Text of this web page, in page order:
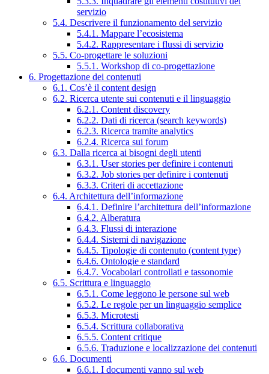
servizio
5.4. Descrivere il funzionamento del servizio
5.4.1. Mappare l’ecosistema
5.4.2. Rappresentare i flussi di servizio
5.5. Co-progettare le soluzioni
5.5.1. Workshop di co-progettazione
6. Progettazione dei contenuti
6.1. Cos’è il content design
6.2. Ricerca utente sui contenuti e il linguaggio
6.2.1. Content discovery
6.2.2. Dati di ricerca (search keywords)
6.2.3. Ricerca tramite analytics
6.2.4. Ricerca sui forum
6.3. Dalla ricerca ai bisogni degli utenti
6.3.1. User stories per definire i contenuti
6.3.2. Job stories per definire i contenuti
6.3.3. Criteri di accettazione
6.4. Architettura dell’informazione
6.4.1. Definire l’architettura dell’informazione
6.4.2. Alberatura
6.4.3. Flussi di interazione
6.4.4. Sistemi di navigazione
6.4.5. Tipologie di contenuto (content type)
6.4.6. Ontologie e standard
6.4.7. Vocabolari controllati e tassonomie
6.5. Scrittura e linguaggio
6.5.1. Come leggono le persone sul web
6.5.2. Le regole per un linguaggio semplice
6.5.3. Microtesti
6.5.4. Scrittura collaborativa
6.5.5. Content critique
6.5.6. Traduzione e localizzazione dei contenuti
6.6. Documenti
6.6.1. I documenti vanno sul web